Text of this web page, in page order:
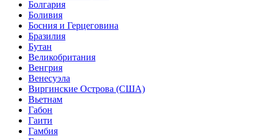
Болгария
Боливия
Босния и Герцеговина
Бразилия
Бутан
Великобритания
Венгрия
Венесуэла
Виргинские Острова (США)
Вьетнам
Габон
Гаити
Гамбия